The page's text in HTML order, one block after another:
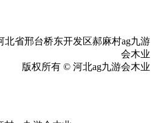
北省邢台桥东开发区郝麻村ag九游
会木业
版权所有 © 河北ag九游会木业